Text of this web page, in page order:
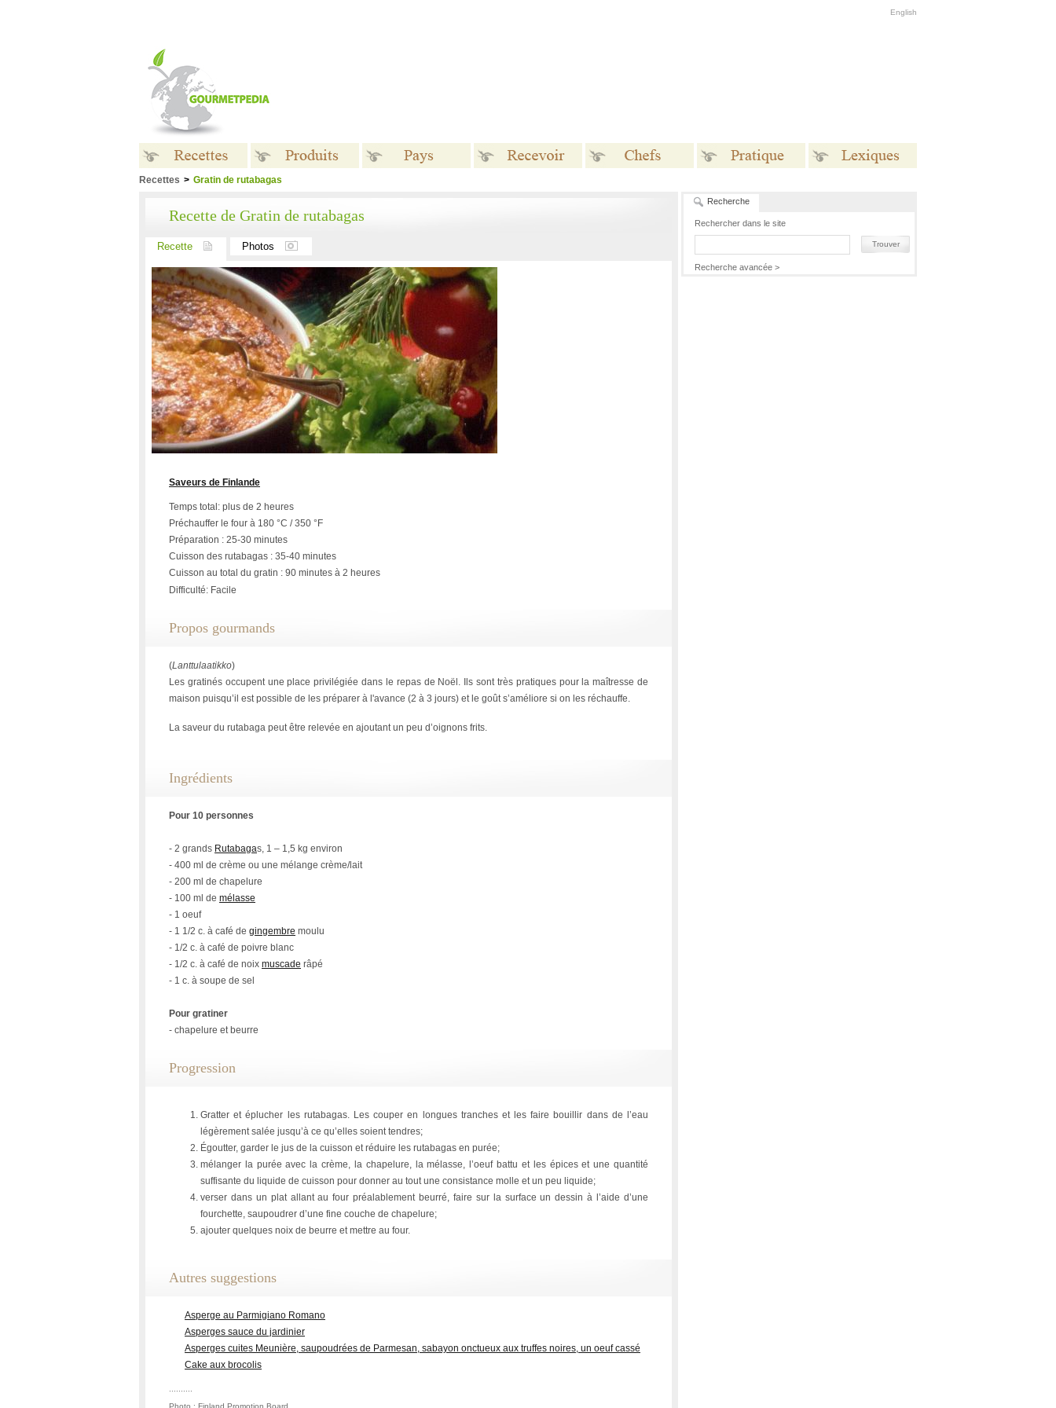
English
Recettes > Gratin de rutabagas
Recette de Gratin de rutabagas
Recette Photos
Saveurs de Finlande
Temps total: plus de 2 heures
Préchauffer le four à 180 °C / 350 °F
Préparation : 25-30 minutes
Cuisson des rutabagas : 35-40 minutes
Cuisson au total du gratin : 90 minutes à 2 heures
Difficulté: Facile
Propos gourmands
(Lanttulaatikko)
Les gratinés occupent une place privilégiée dans le repas de Noël. Ils sont très pratiques pour la maîtresse de
maison puisqu’il est possible de les préparer à l'avance (2 à 3 jours) et le goût s’améliore si on les réchauffe.
La saveur du rutabaga peut être relevée en ajoutant un peu d’oignons frits.
Ingrédients
Pour 10 personnes
- 2 grands Rutabagas, 1 – 1,5 kg environ
- 400 ml de crème ou une mélange crème/lait
- 200 ml de chapelure
- 100 ml de mélasse
- 1 oeuf
- 1 1/2 c. à café de gingembre moulu
- 1/2 c. à café de poivre blanc
- 1/2 c. à café de noix muscade râpé
- 1 c. à soupe de sel
Pour gratiner
- chapelure et beurre
Progression
Gratter et éplucher les rutabagas. Les couper en longues tranches et les faire bouillir dans de l’eau
légèrement salée jusqu’à ce qu’elles soient tendres;
Égoutter, garder le jus de la cuisson et réduire les rutabagas en purée;
mélanger la purée avec la crème, la chapelure, la mélasse, l’oeuf battu et les épices et une quantité
suffisante du liquide de cuisson pour donner au tout une consistance molle et un peu liquide;
verser dans un plat allant au four préalablement beurré, faire sur la surface un dessin à l’aide d’une
fourchette, saupoudrer d’une fine couche de chapelure;
ajouter quelques noix de beurre et mettre au four.
Autres suggestions
Asperge au Parmigiano Romano
Asperges sauce du jardinier
Asperges cuites Meunière, saupoudrées de Parmesan, sabayon onctueux aux truffes noires, un oeuf cassé
Cake aux brocolis
Photo : Finland Promotion Board
Recherche
Rechercher dans le site
Trouver
Recherche avancée >
Recettes Produits Pratique